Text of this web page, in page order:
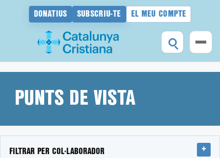
DONATIUS SUBSCRIU-TE EL MEU COMPTE
contingutPUNTS DE VISTA
FILTRAR PER COL·LABORADOR